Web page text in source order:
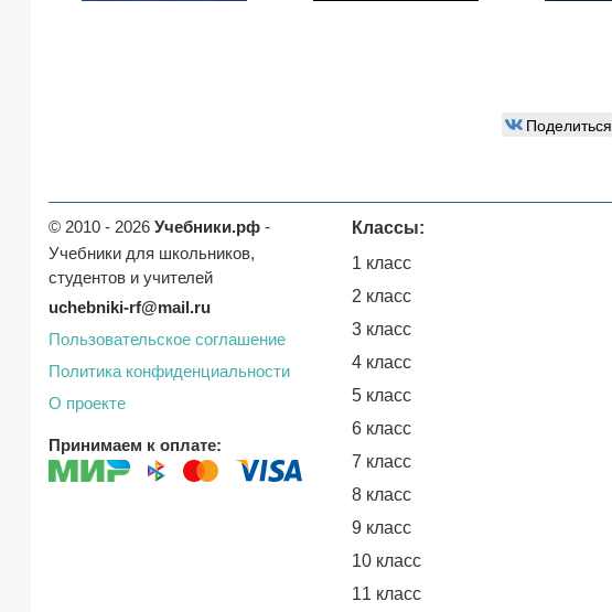
Поделиться
© 2010 - 2026 Учебники.рф -
Учебники для школьников,
студентов и учителей
uchebniki-rf@mail.ru
Пользовательское соглашение
Политика конфиденциальности
О проекте
Принимаем к оплате:
Классы:
1 класс
2 класс
3 класс
4 класс
5 класс
6 класс
7 класс
8 класс
9 класс
10 класс
11 класс